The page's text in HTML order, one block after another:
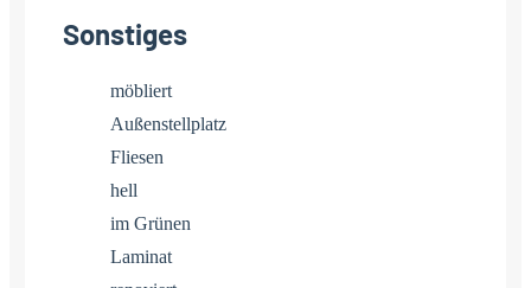
Sonstiges
möbliert
Außenstellplatz
Fliesen
hell
im Grünen
Laminat